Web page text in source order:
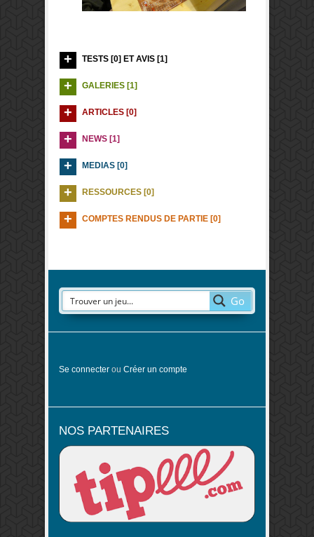
TESTS [0] ET AVIS [1]
GALERIES [1]
ARTICLES [0]
NEWS [1]
MEDIAS [0]
RESSOURCES [0]
COMPTES RENDUS DE PARTIE [0]
Go
Se connecter ou Créer un compte
NOS PARTENAIRES